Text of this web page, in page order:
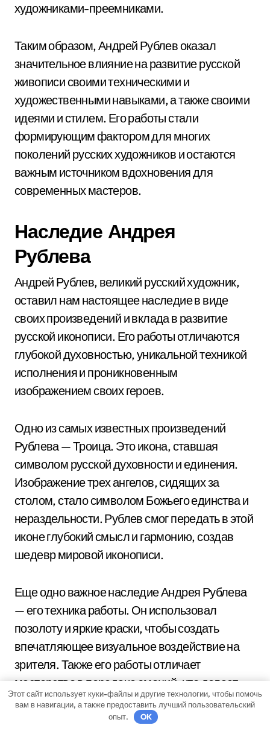
художниками-преемниками.
Таким образом, Андрей Рублев оказал
значительное влияние на развитие русской
живописи своими техническими и
художественными навыками, а также своими
идеями и стилем. Его работы стали
формирующим фактором для многих
поколений русских художников и остаются
важным источником вдохновения для
современных мастеров.
Наследие Андрея
Рублева
Андрей Рублев, великий русский художник,
оставил нам настоящее наследие в виде
своих произведений и вклада в развитие
русской иконописи. Его работы отличаются
глубокой духовностью, уникальной техникой
исполнения и проникновенным
изображением своих героев.
Одно из самых известных произведений
Рублева — Троица. Это икона, ставшая
символом русской духовности и единения.
Изображение трех ангелов, сидящих за
столом, стало символом Божьего единства и
нераздельности. Рублев смог передать в этой
иконе глубокий смысл и гармонию, создав
шедевр мировой иконописи.
Еще одно важное наследие Андрея Рублева
— его техника работы. Он использовал
позолоту и яркие краски, чтобы создать
впечатляющее визуальное воздействие на
зрителя. Также его работы отличает
мастерство в передаче эмоций, что делает
его иконы не просто изображениями, а
источниками вдохновения и покаяния.
Этот сайт использует куки-файлы и другие технологии, чтобы помочь
вам в навигации, а также предоставить лучший пользовательский
опыт.
OK